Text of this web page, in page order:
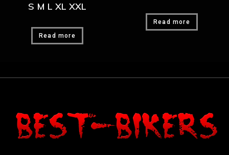
S M L XL XXL
Read more
Read more